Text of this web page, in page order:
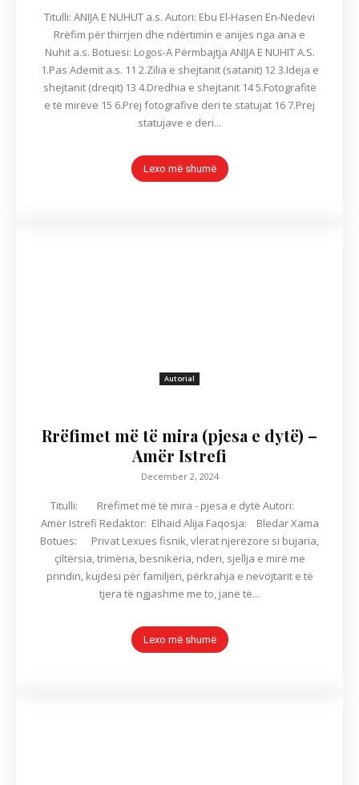
Titulli: ANIJA E NUHUT a.s. Autori: Ebu El-Hasen En-Nedevi
Rrëfim për thirrjen dhe ndërtimin e anijes nga ana e
Nuhit a.s. Botuesi: Logos-A Përmbajtja ANIJA E NUHIT A.S.
1.Pas Ademit a.s. 11 2.Zilia e shejtanit (satanit) 12 3.Ideja e
shejtanit (dreqit) 13 4.Dredhia e shejtanit 14 5.Fotografitë
e të mirëve 15 6.Prej fotografive deri te statujat 16 7.Prej
statujave e deri...
Lexo më shumë
Autorial
Rrëfimet më të mira (pjesa e dytë) –
Amër Istrefi
December 2, 2024
Titulli: Rrëfimet më të mira - pjesa e dytë Autori:
Amër Istrefi Redaktor: Elhaid Alija Faqosja: Bledar Xama
Botues: Privat Lexues fisnik, vlerat njerëzore si bujaria,
çiltërsia, trimëria, besnikëria, nderi, sjellja e mirë me
prindin, kujdesi për familjen, përkrahja e nevojtarit e të
tjera të ngjashme me to, janë të...
Lexo më shumë